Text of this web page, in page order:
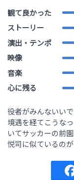
観て良かった
ストーリー
演出・テンポ
映像
音楽
心に残る
役者がみんないい
境遇を経てこうな
いてサッカーの前
悦司に似ているの